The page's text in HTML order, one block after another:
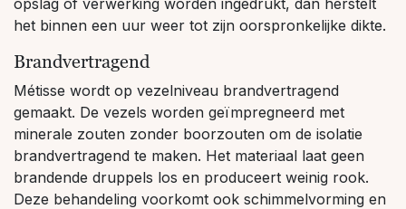
opslag of verwerking worden ingedrukt, dan herstelt
het binnen een uur weer tot zijn oorspronkelijke dikte.
Brandvertragend
Métisse wordt op vezelniveau brandvertragend
gemaakt. De vezels worden geïmpregneerd met
minerale zouten zonder boorzouten om de isolatie
brandvertragend te maken. Het materiaal laat geen
brandende druppels los en produceert weinig rook.
Deze behandeling voorkomt ook schimmelvorming en